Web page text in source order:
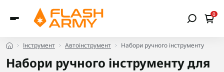
0
Інструмент Автоінструмент Набори ручного інструменту
Набори ручного інструменту для